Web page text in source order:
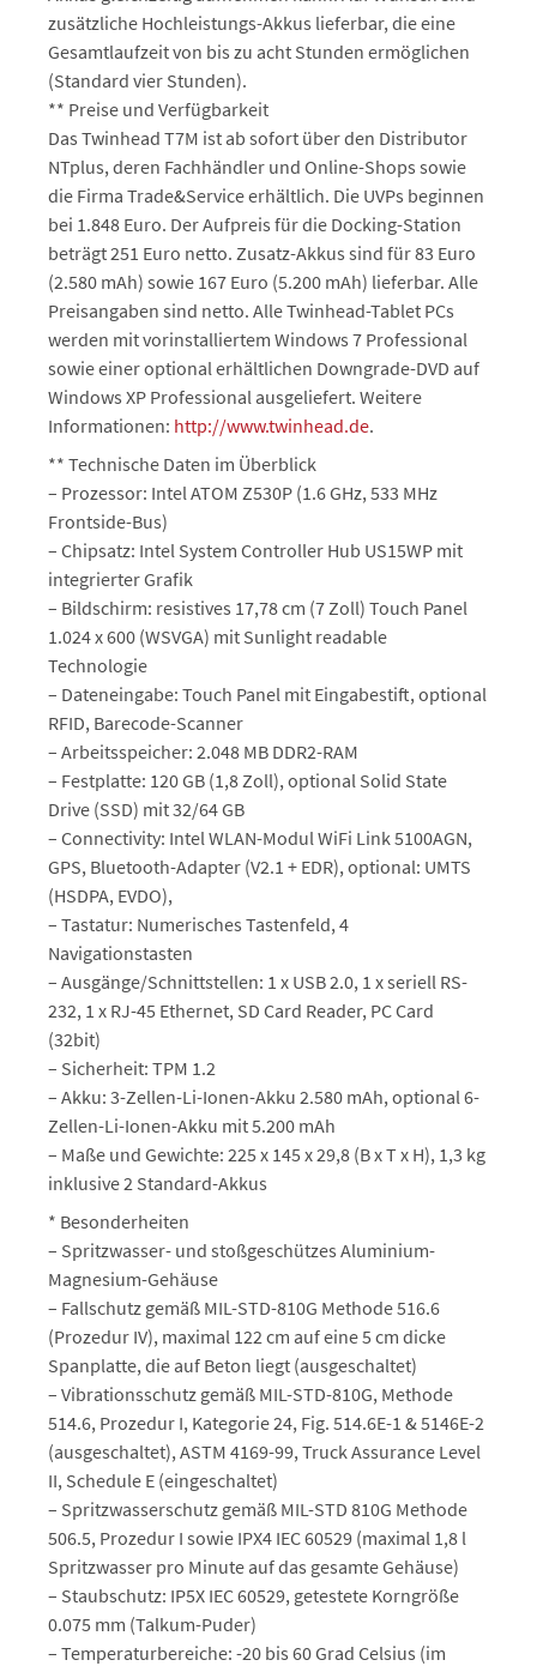
zusätzliche Hochleistungs-Akkus lieferbar, die eine
Gesamtlaufzeit von bis zu acht Stunden ermöglichen
(Standard vier Stunden).
** Preise und Verfügbarkeit
Das Twinhead T7M ist ab sofort über den Distributor
NTplus, deren Fachhändler und Online-Shops sowie
die Firma Trade&Service erhältlich. Die UVPs beginnen
bei 1.848 Euro. Der Aufpreis für die Docking-Station
beträgt 251 Euro netto. Zusatz-Akkus sind für 83 Euro
(2.580 mAh) sowie 167 Euro (5.200 mAh) lieferbar. Alle
Preisangaben sind netto. Alle Twinhead-Tablet PCs
werden mit vorinstalliertem Windows 7 Professional
sowie einer optional erhältlichen Downgrade-DVD auf
Windows XP Professional ausgeliefert. Weitere
Informationen: http://www.twinhead.de.
** Technische Daten im Überblick
– Prozessor: Intel ATOM Z530P (1.6 GHz, 533 MHz
Frontside-Bus)
– Chipsatz: Intel System Controller Hub US15WP mit
integrierter Grafik
– Bildschirm: resistives 17,78 cm (7 Zoll) Touch Panel
1.024 x 600 (WSVGA) mit Sunlight readable
Technologie
– Dateneingabe: Touch Panel mit Eingabestift, optional
RFID, Barecode-Scanner
– Arbeitsspeicher: 2.048 MB DDR2-RAM
– Festplatte: 120 GB (1,8 Zoll), optional Solid State
Drive (SSD) mit 32/64 GB
– Connectivity: Intel WLAN-Modul WiFi Link 5100AGN,
GPS, Bluetooth-Adapter (V2.1 + EDR), optional: UMTS
(HSDPA, EVDO),
– Tastatur: Numerisches Tastenfeld, 4
Navigationstasten
– Ausgänge/Schnittstellen: 1 x USB 2.0, 1 x seriell RS-
232, 1 x RJ-45 Ethernet, SD Card Reader, PC Card
(32bit)
– Sicherheit: TPM 1.2
– Akku: 3-Zellen-Li-Ionen-Akku 2.580 mAh, optional 6-
Zellen-Li-Ionen-Akku mit 5.200 mAh
– Maße und Gewichte: 225 x 145 x 29,8 (B x T x H), 1,3 kg
inklusive 2 Standard-Akkus
* Besonderheiten
– Spritzwasser- und stoßgeschützes Aluminium-
Magnesium-Gehäuse
– Fallschutz gemäß MIL-STD-810G Methode 516.6
(Prozedur IV), maximal 122 cm auf eine 5 cm dicke
Spanplatte, die auf Beton liegt (ausgeschaltet)
– Vibrationsschutz gemäß MIL-STD-810G, Methode
514.6, Prozedur I, Kategorie 24, Fig. 514.6E-1 & 5146E-2
(ausgeschaltet), ASTM 4169-99, Truck Assurance Level
II, Schedule E (eingeschaltet)
– Spritzwasserschutz gemäß MIL-STD 810G Methode
506.5, Prozedur I sowie IPX4 IEC 60529 (maximal 1,8 l
Spritzwasser pro Minute auf das gesamte Gehäuse)
– Staubschutz: IP5X IEC 60529, getestete Korngröße
0.075 mm (Talkum-Puder)
– Temperaturbereiche: -20 bis 60 Grad Celsius (im